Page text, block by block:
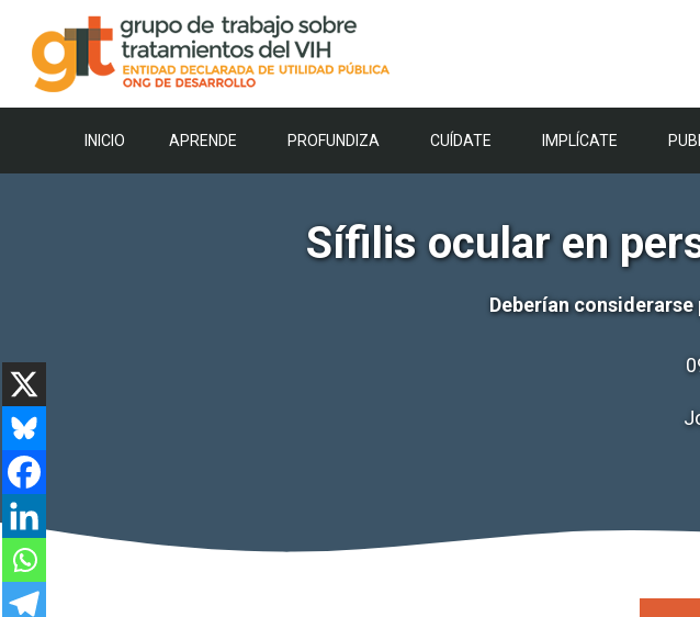
contenido
INICIO APRENDE PROFUNDIZA CUÍDATE IMPLÍCATE
Sífilis ocular en
Deberían